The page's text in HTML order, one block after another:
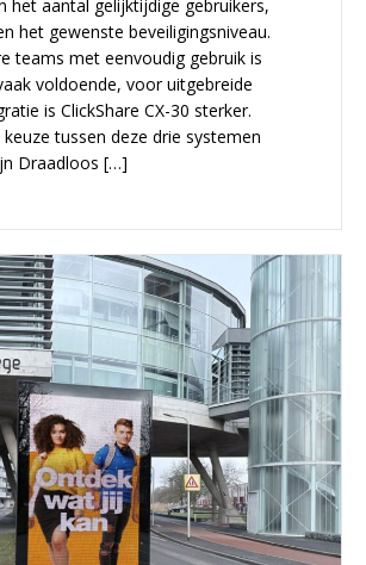
het aantal gelijktijdige gebruikers,
het gewenste beveiligingsniveau.
teams met eenvoudig gebruik is
voldoende, voor uitgebreide
is ClickShare CX-30 sterker.
tussen deze drie systemen
Draadloos […]